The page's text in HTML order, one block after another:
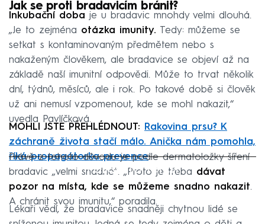
Jak se proti bradavicím bránit?
Inkubační doba je u bradavic mnohdy velmi dlouhá.
„Je to zejména otázka imunity. Tedy: můžeme se
setkat s kontaminovaným předmětem nebo s
nakaženým člověkem, ale bradavice se objeví až na
základě naší imunitní odpovědi. Může to trvat několik
dní, týdnů, měsíců, ale i rok. Po takové době si člověk
už ani nemusí vzpomenout, kde se mohl nakazit,“
uvedla Pavlíčková.
MOHLI JSTE PŘEHLÉDNOUT:
Rakovina prsu? K
záchraně života stačí málo. Anička nám pomohla,
říká propagátorka prevence
Failed to fetch
Právě z tohoto důvodu je podle dermatoložky šíření
bradavic „velmi snadné“. „Proto je třeba dávat
pozor na místa, kde se můžeme snadno nakazit.
A chránit svou imunitu,“ poradila.
Lékaři vědí, že bradavice snadněji chytnou lidé se